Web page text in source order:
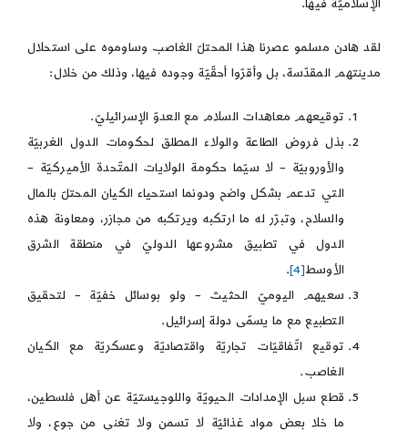
الإسلاميّة فيها.
لقد هادن مسلمو عصرنا هذا المحتلّ الغاصب وساوموه على استحلال
مدينتهم المقدّسة، بل وأقرّوا أحقّيّة وجوده فيها، وذلك من خلال:
توقيعهم معاهدات السلام مع العدوّ الإسرائيليّ.
بذل فروض الطاعة والولاء المطلق لحكومات الدول الغربيّة
والأوروبيّة – لا سيّما حكومة الولايات المتّحدة الأميركيّة –
التي تدعم بشكل واضح ودونما استحياء الكيان المحتلّ بالمال
والسلاح، وتبرّر له ما ارتكبه ويرتكبه من مجازر، ومعاونة هذه
الدول في تطبيق مشروعها الدوليّ في منطقة الشرق
الأوسط[4]
.
سعيهم اليوميّ الحثيث – ولو بوسائل خفيّة – لتحقيق
التطبيع مع ما يسمّى دولة إسرائيل.
توقيع اتّفاقيّات تجاريّة واقتصاديّة وعسكريّة مع الكيان
الغاصب.
قطع سبل الإمدادات الحيويّة واللوجيستيّة عن أهل فلسطين،
ما خلا بعض مواد غذائيّة لا تسمن ولا تغني من جوع، ولا